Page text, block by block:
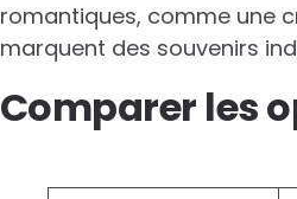
romantiques, comme une
marquent des souvenirs
Comparer les